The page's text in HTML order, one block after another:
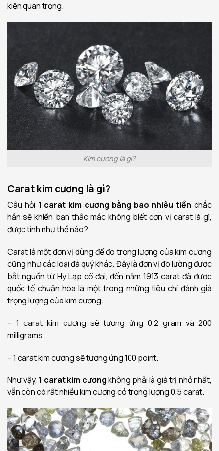
kiện quan trọng.
Kim cương là gì?
Carat kim cương là gì?
Câu hỏi 1 carat kim cương bằng bao nhiêu tiền chắc
hẳn sẽ khiến bạn thắc mắc không biết đơn vị carat là gì,
được tính như thế nào?
Carat là một đơn vị dùng để đo trọng lượng của kim cương
cũng như các loại đá quý khác. Đây là đơn vị đo lường được
bắt nguồn từ Hy Lạp cổ đại, đến năm 1913 carat đã được
quốc tế chuẩn hóa là một trong những tiêu chí đánh giá
trọng lượng của kim cương.
– 1 carat kim cương sẽ tương ứng 0.2 gram và 200
milligrams.
– 1 carat kim cương sẽ tương ứng 100 point.
Như vậy, 1 carat kim cươngkhông phải là giá trị nhỏ nhất,
vẫn còn có rất nhiều kim cương có trọng lượng 0.5 carat.